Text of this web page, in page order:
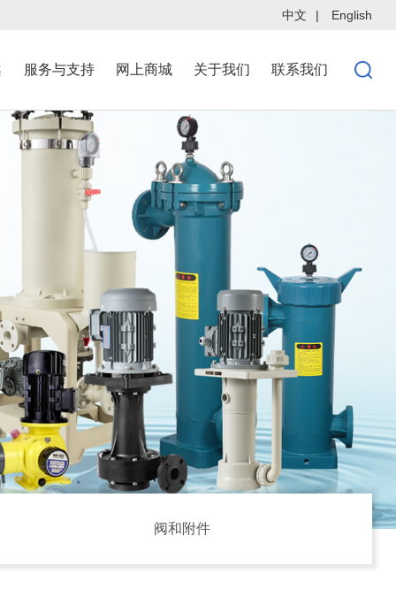
中文 | English
服务与支持 网上商城 关于我们 联系我们
阀和附件